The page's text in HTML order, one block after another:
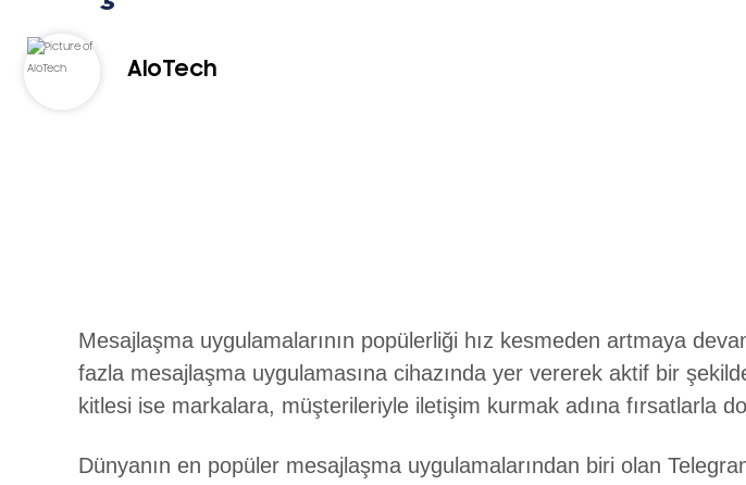
AloTech
Mesajlaşma uygulamalarının popülerliği hız kesmeden artmaya
fazla mesajlaşma uygulamasına cihazında yer vererek aktif bir
kitlesi ise markalara, müşterileriyle iletişim kurmak adına fırsatlarla
Dünyanın en popüler mesajlaşma uygulamalarından biri olan